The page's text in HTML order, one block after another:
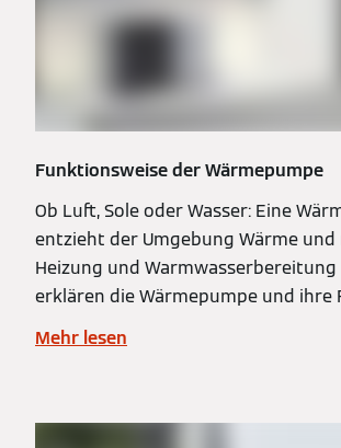
Funktionsweise der Wärmepumpe
Ob Luft, Sole oder Wasser: Eine
entzieht der Umgebung Wärme
Heizung und
erklären die Wärmepumpe und ihre
Mehr lesen